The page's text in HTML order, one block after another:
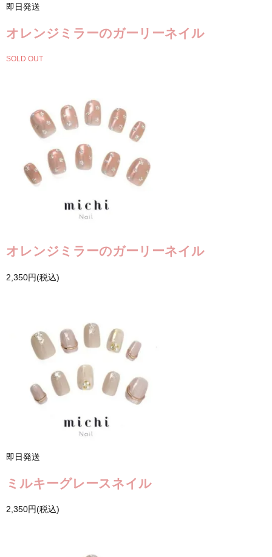
即日発送
オレンジミラーのガーリーネイル
SOLD OUT
オレンジミラーのガーリーネイル
2,350円(税込)
即日発送
ミルキーグレースネイル
2,350円(税込)